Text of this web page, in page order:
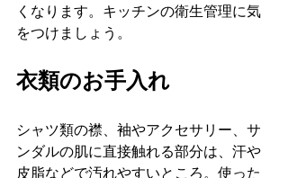
くなります。キッチンの衛生管理に気
をつけましょう。
衣類のお手入れ
シャツ類の襟、袖やアクセサリー、サ
ンダルの肌に直接触れる部分は、汗や
皮脂などで汚れやすいところ。使った